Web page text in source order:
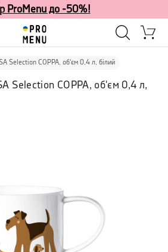
ProMenu до -50%!
Selection COPPA, об'єм 0,4 л, білий
Selection COPPA, об'єм 0,4 л,